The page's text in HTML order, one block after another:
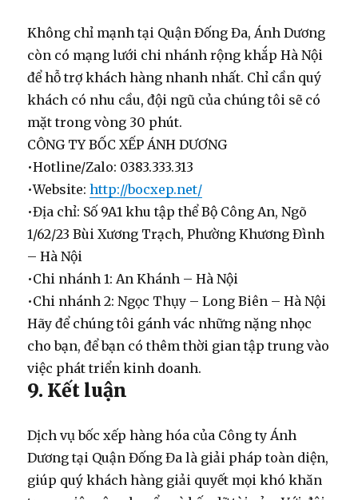
Không chỉ mạnh tại Quận Đống Đa, Ánh Dương
còn có mạng lưới chi nhánh rộng khắp Hà Nội
để hỗ trợ khách hàng nhanh nhất. Chỉ cần quý
khách có nhu cầu, đội ngũ của chúng tôi sẽ có
mặt trong vòng 30 phút.
CÔNG TY BỐC XẾP ÁNH DƯƠNG
•Hotline/Zalo: 0383.333.313
•Website: http://bocxep.net/
•Địa chỉ: Số 9A1 khu tập thể Bộ Công An, Ngõ
1/62/23 Bùi Xương Trạch, Phường Khương Đình
– Hà Nội
•Chi nhánh 1: An Khánh – Hà Nội
•Chi nhánh 2: Ngọc Thụy – Long Biên – Hà Nội
Hãy để chúng tôi gánh vác những nặng nhọc
cho bạn, để bạn có thêm thời gian tập trung vào
việc phát triển kinh doanh.
9. Kết luận
Dịch vụ bốc xếp hàng hóa của Công ty Ánh
Dương tại Quận Đống Đa là giải pháp toàn diện,
giúp quý khách hàng giải quyết mọi khó khăn